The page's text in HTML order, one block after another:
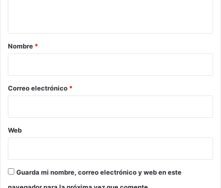
r
*
Nombre *
Correo electrónico *
Web
Guarda mi nombre, correo electrónico y web en este